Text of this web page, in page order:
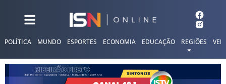
POLÍTICA MUNDO ESPORTES ECONOMIA EDUCAÇÃO REGIÕES